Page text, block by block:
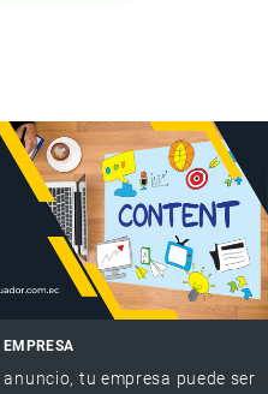
tu empresa puede ser